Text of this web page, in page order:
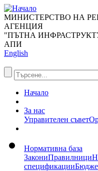
МИНИСТЕРСТВО НА
АГЕНЦИЯ
"ПЪТНА
АПИ
English
Начало
За нас
Управителен съвет
Нормативна база
ЗакониПравилници
спецификации